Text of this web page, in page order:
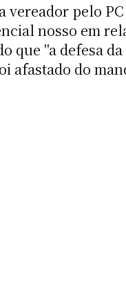
vereador pelo
nosso em
que "a defesa
afastado do